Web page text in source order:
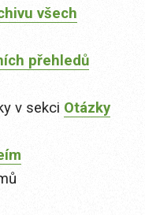
všech
přehledů
v sekci Otázky